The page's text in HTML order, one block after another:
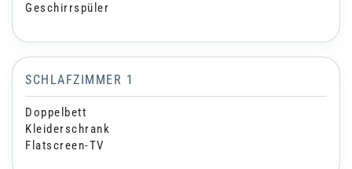
Geschirrspüler
SCHLAFZIMMER 1
Doppelbett
Kleiderschrank
Flatscreen-TV